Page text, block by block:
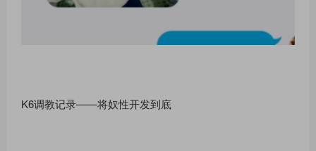
K6调教记录——将奴性开发到底